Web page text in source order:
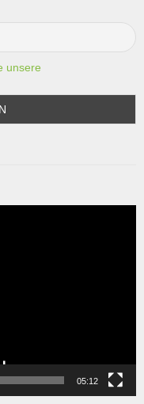
unsere
05:12